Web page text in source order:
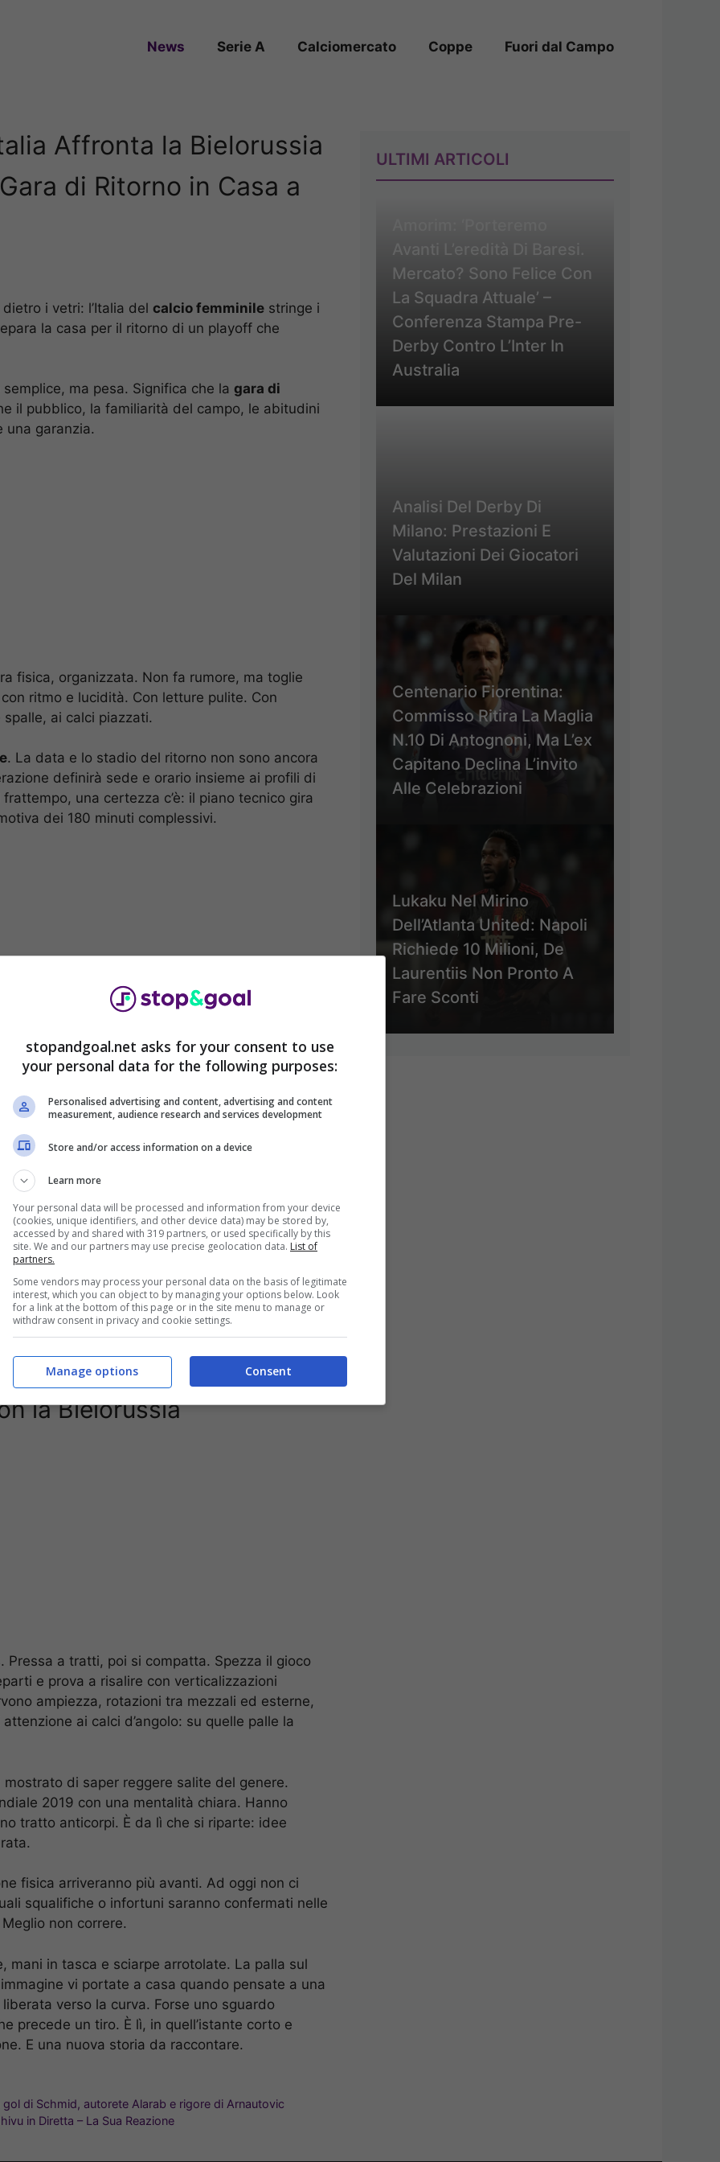
News Serie A Calciomercato Coppe Fuori dal Campo
Affronta la Bielorussia
di Ritorno in Casa a
i vetri: l’Italia del calcio femminile stringe i
la casa per il ritorno di un playoff che
semplice, ma pesa. Significa che la gara di
il pubblico, la familiarità del campo, le abitudini
una garanzia.
fisica, organizzata. Non fa rumore, ma toglie
ritmo e lucidità. Con letture pulite. Con
ai calci piazzati.
. La data e lo stadio del ritorno non sono ancora
definirà sede e orario insieme ai profili di
una certezza c’è: il piano tecnico gira
dei 180 minuti complessivi.
in casa, un test di personalità. Vale spesso
sa che la squadra regge bene quando
un contrasto vinto allarga il petto. A volte basta
l’inerzia.
davvero
tenere la palla nella metà campo avversaria e
note, viaggi ridotti, sedute rifinite. Anche il
scivola come deve, un rimbalzo pulito, il
Dettagli che diventano linee di passaggio.
in casa tende a gestire meglio i momenti
Può forzare con più coraggio nell’ultimo
pattern ricorrente nelle fasi a eliminazione.
la Bielorussia
Pressa a tratti, poi si compatta. Spezza il gioco
e prova a risalire con verticalizzazioni
ampiezza, rotazioni tra mezzali ed esterne,
ai calci d’angolo: su quelle palle la
di saper reggere salite del genere.
2019 con una mentalità chiara. Hanno
tratto anticorpi. È da lì che si riparte: idee
fisica arriveranno più avanti. Ad oggi non ci
squalifiche o infortuni saranno confermati nelle
non correre.
mani in tasca e sciarpe arrotolate. La palla sul
vi portate a casa quando pensate a una
verso la curva. Forse uno sguardo
precede un tiro. È lì, in quell’istante corto e
E una nuova storia da raccontare.
di Schmid, autorete Alarab e rigore di Arnautovic
in Diretta – La Sua Reazione
ULTIMI ARTICOLI
Avanti L’eredità Di Baresi.
Mercato? Sono Felice Con
La Squadra Attuale’ –
Conferenza Stampa Pre-
Derby Contro L’Inter In
Australia
Analisi Del Derby Di
Milano: Prestazioni E
Valutazioni Dei Giocatori
Del Milan
Centenario Fiorentina:
Commisso Ritira La Maglia
N.10 Di Antognoni, Ma L’ex
Capitano Declina L’invito
Alle Celebrazioni
Lukaku Nel Mirino
Dell’Atlanta United: Napoli
Richiede 10 Milioni, De
Laurentiis Non Pronto A
Fare Sconti
stopandgoal.net asks for your consent to use
your personal data for the following purposes:
Personalised advertising and content, advertising and content
measurement, audience research and services development
Store and/or access information on a device
Learn more
Your personal data will be processed and information from your device
(cookies, unique identifiers, and other device data) may be stored by,
accessed by and shared with 319 partners, or used specifically by this
site. We and our partners may use precise geolocation data. List of
partners.
Some vendors may process your personal data on the basis of legitimate
interest, which you can object to by managing your options below. Look
for a link at the bottom of this page or in the site menu to manage or
withdraw consent in privacy and cookie settings.
Consent
Manage options